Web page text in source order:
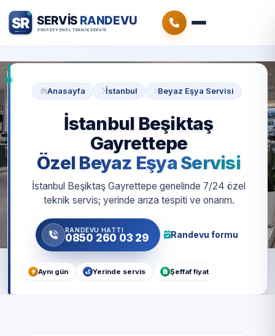
Anasayfa İstanbul Beyaz Eşya Servisi
İstanbul Beşiktaş
Gayrettepe
Özel Beyaz Eşya Servisi
İstanbul Beşiktaş Gayrettepe genelinde 7/24 özel
teknik servis; yerinde arıza tespiti ve onarım.
RANDEVU HATTI
0850 260 03 29 Randevu formu
Aynı gün Yerinde servis Şeffaf fiyat